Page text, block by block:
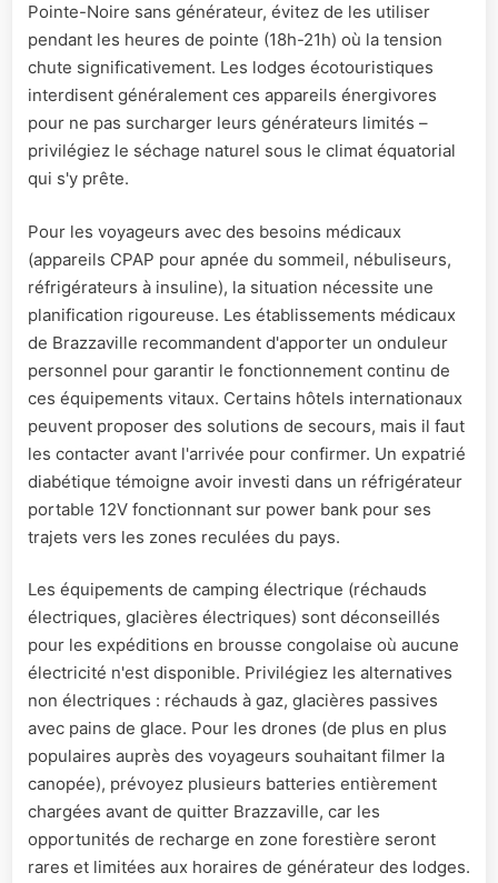
Pointe-Noire sans générateur, évitez de les utiliser
pendant les heures de pointe (18h-21h) où la tension
chute significativement. Les lodges écotouristiques
interdisent généralement ces appareils énergivores
pour ne pas surcharger leurs générateurs limités –
privilégiez le séchage naturel sous le climat équatorial
qui s'y prête.
Pour les voyageurs avec des besoins médicaux
(appareils CPAP pour apnée du sommeil, nébuliseurs,
réfrigérateurs à insuline), la situation nécessite une
planification rigoureuse. Les établissements médicaux
de Brazzaville recommandent d'apporter un onduleur
personnel pour garantir le fonctionnement continu de
ces équipements vitaux. Certains hôtels internationaux
peuvent proposer des solutions de secours, mais il faut
les contacter avant l'arrivée pour confirmer. Un expatrié
diabétique témoigne avoir investi dans un réfrigérateur
portable 12V fonctionnant sur power bank pour ses
trajets vers les zones reculées du pays.
Les équipements de camping électrique (réchauds
électriques, glacières électriques) sont déconseillés
pour les expéditions en brousse congolaise où aucune
électricité n'est disponible. Privilégiez les alternatives
non électriques : réchauds à gaz, glacières passives
avec pains de glace. Pour les drones (de plus en plus
populaires auprès des voyageurs souhaitant filmer la
canopée), prévoyez plusieurs batteries entièrement
chargées avant de quitter Brazzaville, car les
opportunités de recharge en zone forestière seront
rares et limitées aux horaires de générateur des lodges.